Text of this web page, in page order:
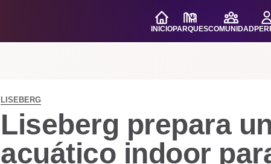
INICIOPARQUESCOMUNIDAD
LISEBERG
Liseberg prepara
acuático indoor